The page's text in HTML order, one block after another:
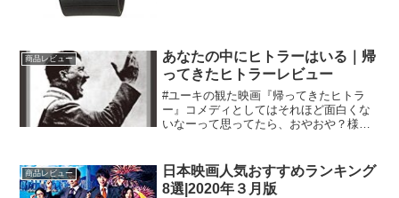
商品レビュー
あなたの中にヒトラーはいる｜帰
ってきたヒトラーレビュー
#ユーキの観た映画『帰ってきたヒトラ
ー』コメディとしてはそれほど面白くな
いなーって思ってたら、おやおや？様子
リアルや問題とヒトラーを掛け合わせて
ある意味どんなホラーより...
商品レビュー
日本映画人気おすすめランキング
8選|2020年３月版